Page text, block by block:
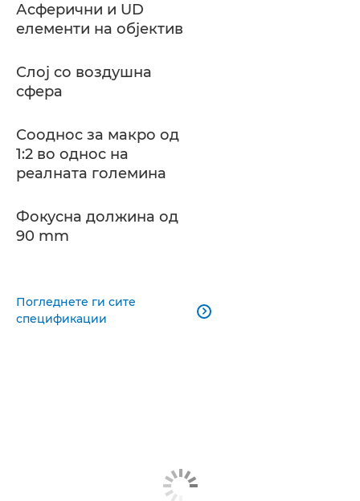
Асферични и UD
елементи на објектив
Слој со воздушна
сфера
Сооднос за макро од
1:2 во однос на
реалната големина
Фокусна должина од
90 mm
Погледнете ги сите
спецификации
